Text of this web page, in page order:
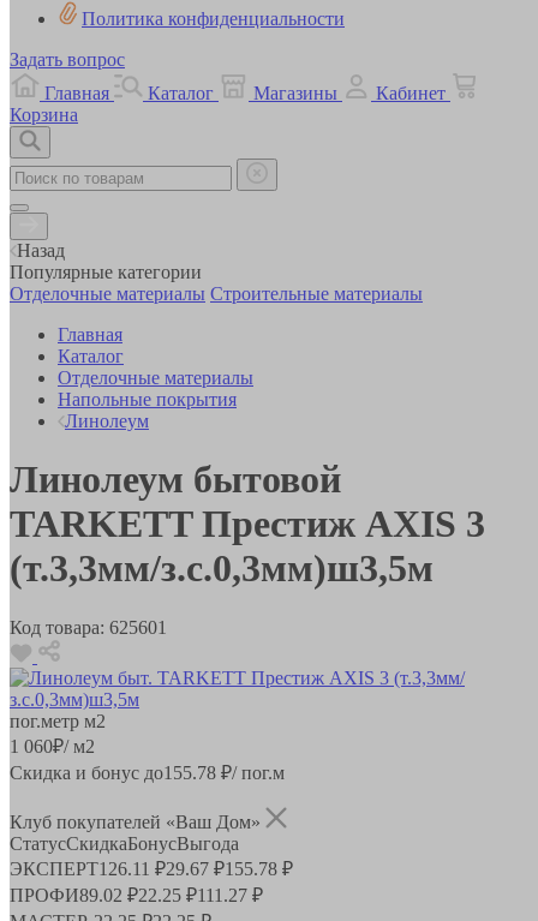
Политика конфиденциальности
Задать вопрос
Главная
Каталог Магазины
Кабинет
Корзина
Назад
Популярные категории
Отделочные материалы Строительные материалы
Главная
Каталог
Отделочные материалы
Напольные покрытия
Линолеум
Линолеум бытовой
TARKETT Престиж AXIS 3
(т.3,3мм/з.с.0,3мм)ш3,5м
Код товара: 625601
пог.метр м2
1 060₽/ м2
Скидка и бонус до155.78 ₽/ пог.м
Клуб покупателей «Ваш Дом»
СтатусСкидкаБонусВыгода
ЭКСПЕРТ126.11 ₽29.67 ₽155.78 ₽
ПРОФИ89.02 ₽22.25 ₽111.27 ₽